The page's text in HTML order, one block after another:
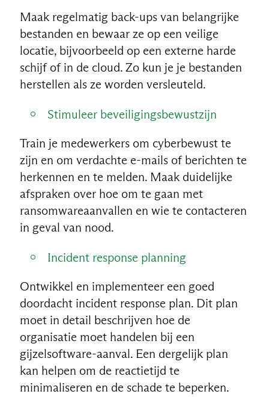
Maak regelmatig back-ups van belangrijke
bestanden en bewaar ze op een veilige
locatie, bijvoorbeeld op een externe harde
schijf of in de cloud. Zo kun je je bestanden
herstellen als ze worden versleuteld.
Stimuleer beveiligingsbewustzijn
Train je medewerkers om cyberbewust te
zijn en om verdachte e-mails of berichten te
herkennen en te melden. Maak duidelijke
afspraken over hoe om te gaan met
ransomwareaanvallen en wie te contacteren
in geval van nood.
Incident response planning
Ontwikkel en implementeer een goed
doordacht incident response plan. Dit plan
moet in detail beschrijven hoe de
organisatie moet handelen bij een
gijzelsoftware-aanval. Een dergelijk plan
kan helpen om de reactietijd te
minimaliseren en de schade te beperken.